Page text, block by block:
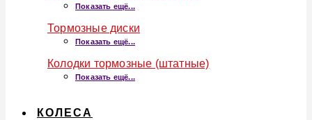
Показать ещё...
Тормозные диски
Показать ещё...
Колодки тормозные (штатные)
Показать ещё...
КОЛЕСА